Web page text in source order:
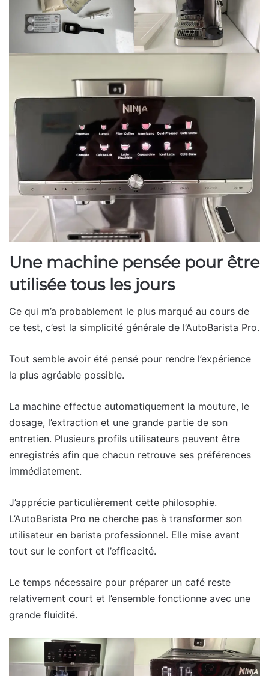
Une machine pensée pour être
utilisée tous les jours
Ce qui m’a probablement le plus marqué au cours de
ce test, c’est la simplicité générale de l’AutoBarista Pro.
Tout semble avoir été pensé pour rendre l’expérience
la plus agréable possible.
La machine effectue automatiquement la mouture, le
dosage, l’extraction et une grande partie de son
entretien. Plusieurs profils utilisateurs peuvent être
enregistrés afin que chacun retrouve ses préférences
immédiatement.
J’apprécie particulièrement cette philosophie.
L’AutoBarista Pro ne cherche pas à transformer son
utilisateur en barista professionnel. Elle mise avant
tout sur le confort et l’efficacité.
Le temps nécessaire pour préparer un café reste
relativement court et l’ensemble fonctionne avec une
grande fluidité.